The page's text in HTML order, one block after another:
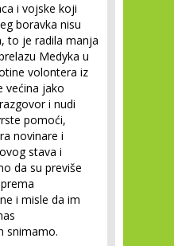
i vojske koji
boravka nisu
to je radila manja
Medyka u
volontera iz
većina jako
i nudi
pomoći,
novinare i
stava i
da su previše
i misle da im
snimamo.